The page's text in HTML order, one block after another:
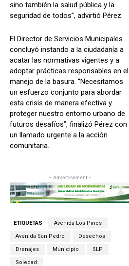
sino también la salud pública y la
seguridad de todos”, advirtió Pérez.
El Director de Servicios Municipales
concluyó instando a la ciudadanía a
acatar las normativas vigentes y a
adoptar prácticas responsables en el
manejo de la basura. “Necesitamos
un esfuerzo conjunto para abordar
esta crisis de manera efectiva y
proteger nuestro entorno urbano de
futuros desafíos”, finalizó Pérez con
un llamado urgente a la acción
comunitaria.
- Advertisement -
ETIQUETAS Avenida Los Pinos
Avenida San Pedro Desechos
Drenajes Municipio SLP
Soledad